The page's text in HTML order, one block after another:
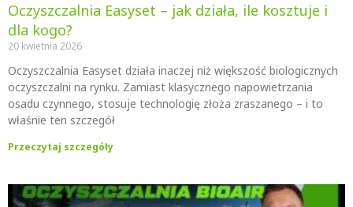
Oczyszczalnia Easyset – jak działa, ile kosztuje i
dla kogo?
20 kwietnia 2026
Oczyszczalnia Easyset działa inaczej niż większość biologicznych
oczyszczalni na rynku. Zamiast klasycznego napowietrzania
osadu czynnego, stosuje technologię złoża zraszanego – i to
właśnie ten szczegół
Przeczytaj szczegóły